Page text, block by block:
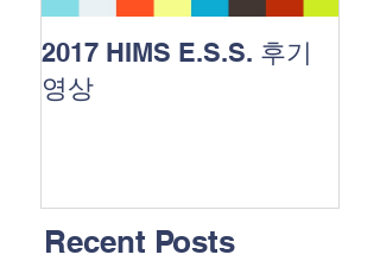
2017 HIMS E.S.S. 후기
영상
Recent Posts